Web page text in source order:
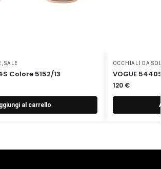
,SALE
Colore 5152/13
al carrello
OCCHIALI DA
VOGUE
120 €